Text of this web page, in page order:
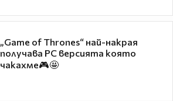
„Game of Thrones“ най-накрая
получава PC версията която
чакахме🎮🤩